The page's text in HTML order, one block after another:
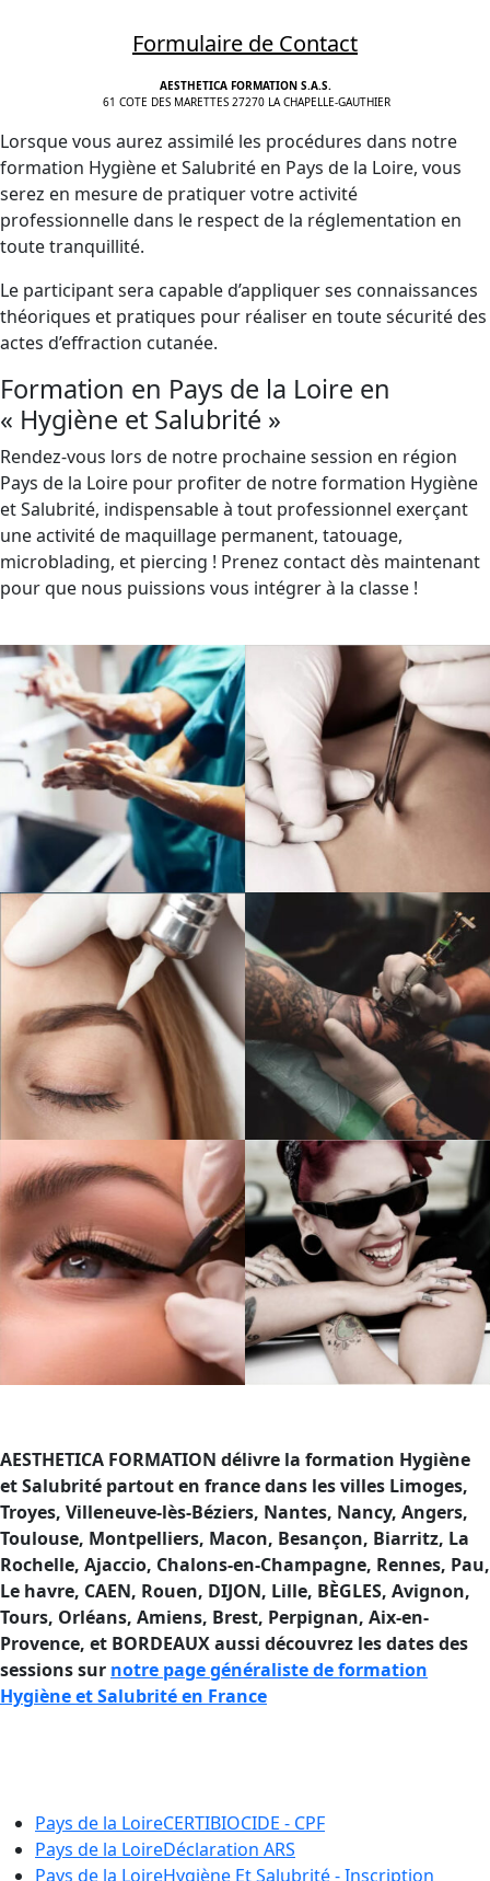
Formulaire de Contact
AESTHETICA FORMATION S.A.S.
61 COTE DES MARETTES 27270 LA CHAPELLE-GAUTHIER
Lorsque vous aurez assimilé les procédures dans notre
formation Hygiène et Salubrité en Pays de la Loire, vous
serez en mesure de pratiquer votre activité
professionnelle dans le respect de la réglementation en
toute tranquillité.
Le participant sera capable d’appliquer ses connaissances
théoriques et pratiques pour réaliser en toute sécurité des
actes d’effraction cutanée.
Formation en Pays de la Loire en
« Hygiène et Salubrité »
Rendez-vous lors de notre prochaine session en région
Pays de la Loire pour profiter de notre formation Hygiène
et Salubrité, indispensable à tout professionnel exerçant
une activité de maquillage permanent, tatouage,
microblading, et piercing ! Prenez contact dès maintenant
pour que nous puissions vous intégrer à la classe !
AESTHETICA FORMATION délivre la formation Hygiène
et Salubrité partout en france dans les villes Limoges,
Troyes, Villeneuve-lès-Béziers, Nantes, Nancy, Angers,
Toulouse, Montpelliers, Macon, Besançon, Biarritz, La
Rochelle, Ajaccio, Chalons-en-Champagne, Rennes, Pau,
Le havre, CAEN, Rouen, DIJON, Lille, BÈGLES, Avignon,
Tours, Orléans, Amiens, Brest, Perpignan, Aix-en-
Provence, et BORDEAUX aussi découvrez les dates des
sessions sur notre page généraliste de formation
Hygiène et Salubrité en France
Pays de la LoireCERTIBIOCIDE - CPF
Pays de la LoireDéclaration ARS
Pays de la LoireHygiène Et Salubrité - Inscription